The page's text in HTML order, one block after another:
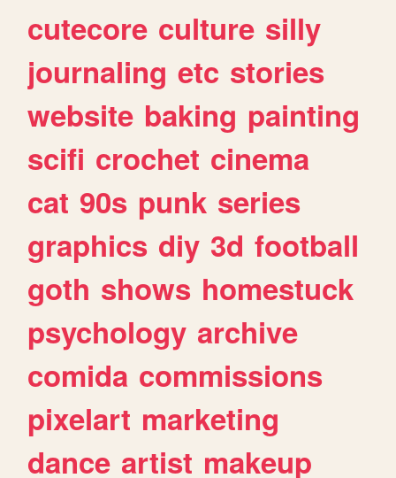
cutecore culture silly
journaling etc stories
website baking painting
scifi crochet cinema
cat 90s punk series
graphics diy 3d football
goth shows homestuck
psychology archive
comida commissions
pixelart marketing
dance artist makeup